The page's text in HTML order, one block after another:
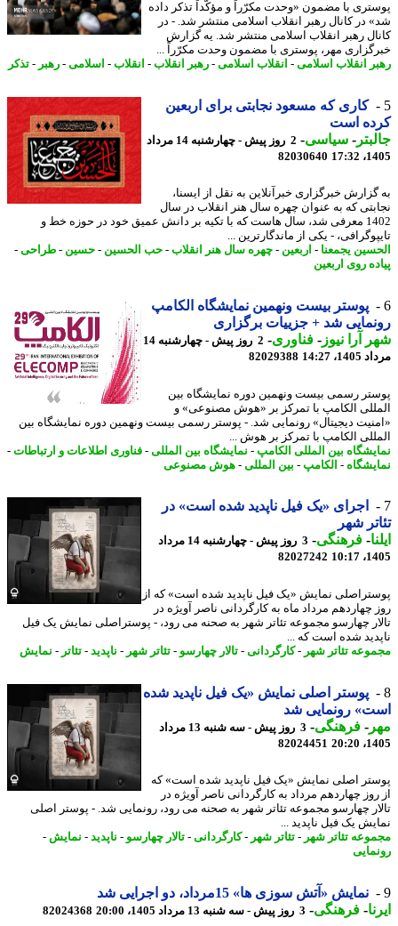
با مضمون «وحدت مکرّراً و مؤکّداً تذکر داده
در کانال رهبر انقلاب اسلامی منتشر شد. - در
رهبر انقلاب اسلامی منتشر شد. یه گزارش
مهر، پوستری با مضمون وحدت مکرّراً ...
انقلاب اسلامی-انقلاب اسلامی-رهبر انقلاب-انقلاب-اسلامی-رهبر -تذکر
کاری که مسعود نجابتی برای اربعین
است
-سیاسی-
2 روز پیش - چهارشنبه 14 مرداد
82030640
خبرگزاری خبرآنلاین به نقل از ایسنا،
که به عنوان چهره سال هنر انقلاب در سال
1402 معرفی شد، سال هاست که با تکیه بر دانش عمیق خود در حوزه خط و
- یکی از ماندگارترین ...
یجمعنا-اربعین -چهره سال هنر انقلاب-حب الحسین-حسین-طراحی -
روی اربعین
پوستر بیست ونهمین نمایشگاه الکامپ
شد + جزییات برگزاری
آرا نیوز-فناوری-
2 روز پیش - چهارشنبه 14
14:27
82029388
رسمی بیست ونهمین دوره نمایشگاه بین
الکامپ با تمرکز بر «هوش مصنوعی» و
دیجیتال» رونمایی شد. - پوستر رسمی بیست ونهمین دوره نمایشگاه بین
الکامپ با تمرکز بر هوش ...
بین المللی الکامپ-نمایشگاه بین المللی-فناوری اطلاعات و ارتباطات-
-الکامپ-بین المللی-هوش مصنوعی
اجرای «یک فیل ناپدید شده است» در
شهر
-فرهنگی-
3 روز پیش - چهارشنبه 14 مرداد
82027242
نمایش «یک فیل ناپدید شده است» که از
چهاردهم مرداد ماه به کارگردانی ناصر آویژه در
چهارسو مجموعه تئاتر شهر به صحنه می رود، - پوستراصلی نمایش یک فیل
شده است که ...
تئاتر شهر -کارگردانی- تالار چهارسو-تئاتر شهر -ناپدید-تئاتر -نمایش
پوستر اصلی نمایش «یک فیل ناپدید شده
رونمایی شد
-فرهنگی-
3 روز پیش - سه شنبه 13 مرداد
82024451
اصلی نمایش «یک فیل ناپدید شده است» که
چهاردهم مرداد به کارگردانی ناصر آویژه در
چهارسو مجموعه تئاتر شهر به صحنه می رود، رونمایی شد. - پوستر اصلی
یک فیل ناپدید ...
تئاتر شهر -تئاتر شهر -کارگردانی- تالار چهارسو-ناپدید-نمایش-
نمایش «آتش سوزی ها» 15مرداد، دو اجرایی شد
-فرهنگی-3 روز پیش - سه شنبه 13 مرداد 1405، 20:00 82024368